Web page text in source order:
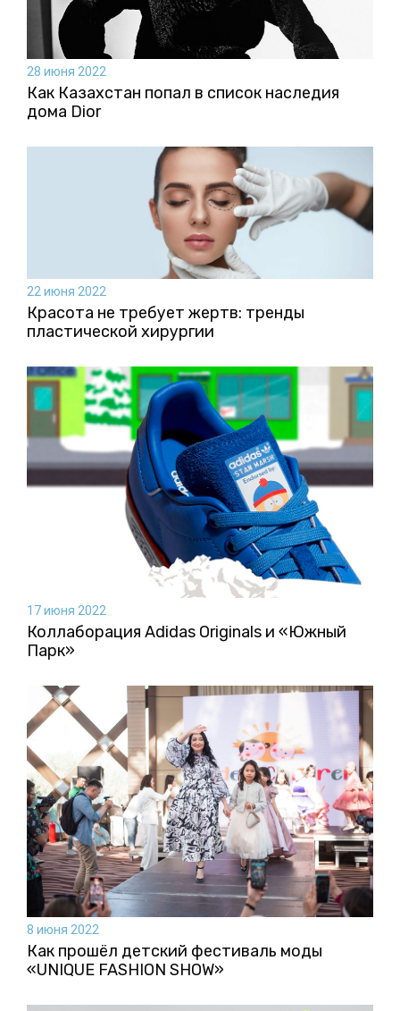
28 июня 2022
Как Казахстан попал в список наследия
дома Dior
22 июня 2022
Красота не требует жертв: тренды
пластической хирургии
17 июня 2022
Коллаборация Аdidas Originals и «Южный
Парк»
8 июня 2022
Как прошёл детский фестиваль моды
«UNIQUE FASHION SHOW»